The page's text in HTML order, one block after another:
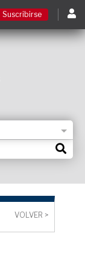
Suscribirse
VOLVER >